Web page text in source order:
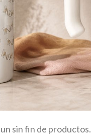
sin fin de productos.